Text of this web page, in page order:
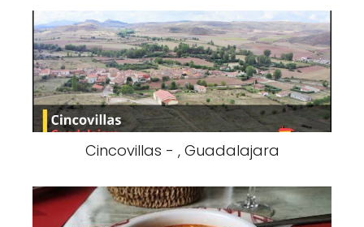
Cincovillas - , Guadalajara